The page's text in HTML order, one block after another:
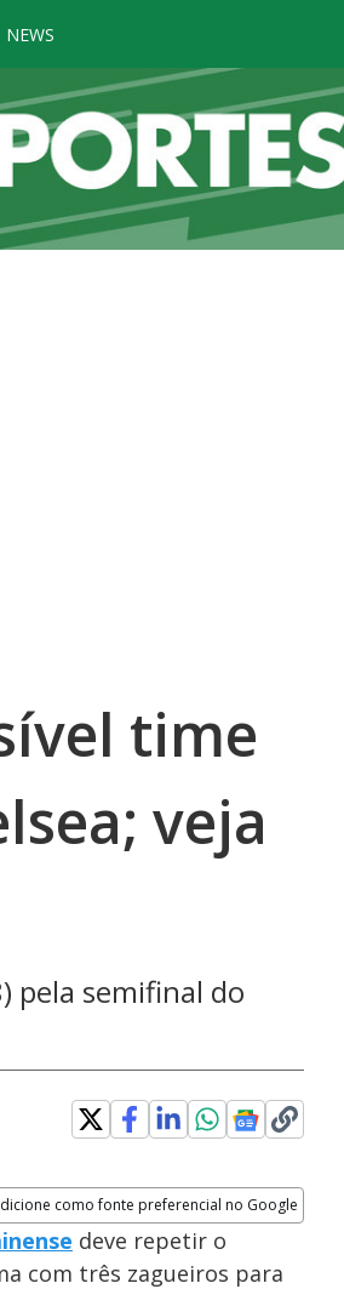
NEWS
time
veja
pela semifinal do
como fonte preferencial no Google
in new window
deve repetir o
com três zagueiros para